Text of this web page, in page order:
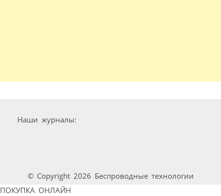
Наши журналы:
© Copyright 2026 Беспроводные технологии
ПОКУПКА ОНЛАЙН